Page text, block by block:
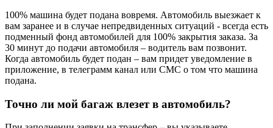
100% машина будет подана вовремя. Автомобиль выезжает к
вам заранее и в случае непредвиденных ситуаций - всегда есть
подменный фонд автомобилей для 100% закрытия заказа. За
30 минут до подачи автомобиля – водитель вам позвонит.
Когда автомобиль будет подан – вам придет уведомление в
приложение, в телеграмм канал или СМС о том что машина
подана.
Точно ли мой багаж влезет в автомобиль?